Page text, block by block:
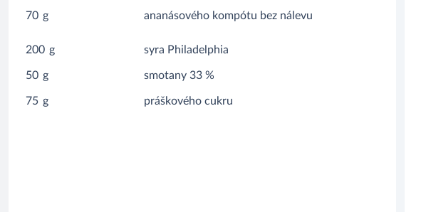
70 g ananásového kompótu bez nálevu
200 g syra Philadelphia
50 g smotany 33 %
75 g práškového cukru